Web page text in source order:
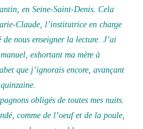
en Seine-Saint-Denis. Cela
Claude, l’institutrice en charge
de nous enseigner la lecture. J’ai
exhortant ma mère à
que j’ignorais encore, avançant
obligés de toutes mes nuits.
comme de l’oeuf et de la poule,